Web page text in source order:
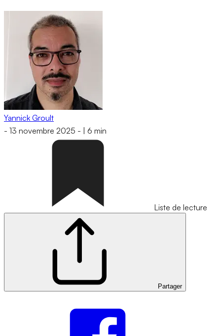
Yannick Groult
- 13 novembre 2025 - 6 min
Liste de lecture
Partager